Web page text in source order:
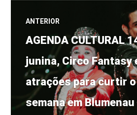
Navegação
de
Post
ANTERIOR
Post
anterior:
AGENDA CULTURAL
junina, Circo Fantasy
atrações para curtir
semana em Blumenau